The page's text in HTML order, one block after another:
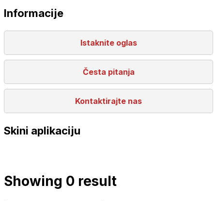
Informacije
Istaknite oglas
Česta pitanja
Kontaktirajte nas
Skini aplikaciju
Showing 0 result